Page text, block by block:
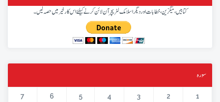
کتابیں، میگزین، خطابات اور دیگر اسلامک لٹریچر آن لائن کرنے کیلئے اس کار خیر میں حصہ لیں۔
سورہ
1
2
3
4
5
6
7